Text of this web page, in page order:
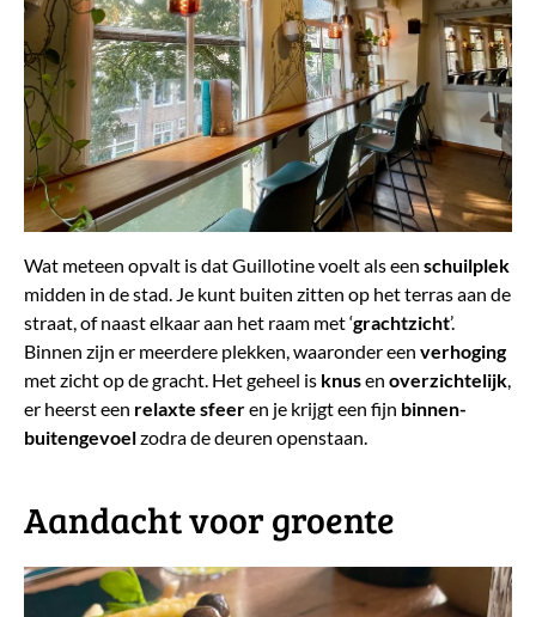
Wat meteen opvalt is dat Guillotine voelt als een schuilplek
midden in de stad. Je kunt buiten zitten op het terras aan de
straat, of naast elkaar aan het raam met ‘grachtzicht’.
Binnen zijn er meerdere plekken, waaronder een verhoging
met zicht op de gracht. Het geheel is knusen overzichtelijk,
er heerst een relaxte sfeeren je krijgt een fijn binnen-
buitengevoelzodra de deuren openstaan.
Aandacht voor groente